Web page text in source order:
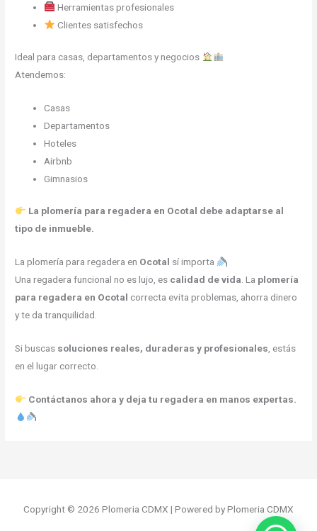
Herramientas profesionales
Clientes satisfechos
Ideal para casas, departamentos y negocios
Atendemos:
Casas
Departamentos
Hoteles
Airbnb
Gimnasios
La plomería para regadera en Ocotal debe adaptarse al
tipo de inmueble.
La plomería para regadera en Ocotal sí importa
Una regadera funcional no es lujo, es calidad de vida. La plomería
para regadera en Ocotal correcta evita problemas, ahorra dinero
y te da tranquilidad.
Si buscas soluciones reales, duraderas y profesionales, estás
en el lugar correcto.
Contáctanos ahora y deja tu regadera en manos expertas.
Copyright © 2026 Plomeria CDMX | Powered by Plomeria CDMX